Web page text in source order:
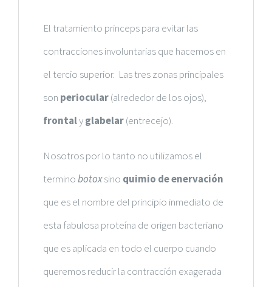
El tratamiento princeps para evitar las
contracciones involuntarias que hacemos en
el tercio superior. Las tres zonas principales
son periocular(alrededor de los ojos),
frontalyglabelar(entrecejo).
Nosotros por lo tanto no utilizamos el
terminobotoxsino quimio de enervación
que es el nombre del principio inmediato de
esta fabulosa proteína de origen bacteriano
que es aplicada en todo el cuerpo cuando
queremos reducir la contracción exagerada